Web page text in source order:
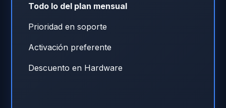
Todo lo del plan mensual
Prioridad en soporte
Activación preferente
Descuento en Hardware